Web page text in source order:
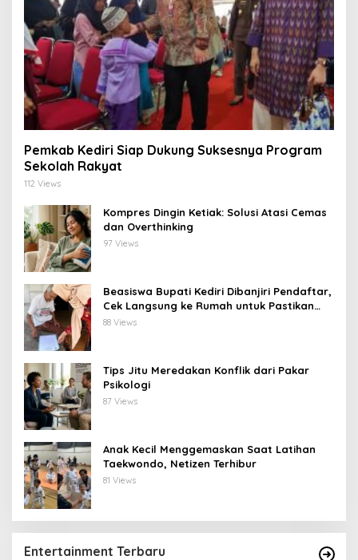
Pemkab Kediri Siap Dukung Suksesnya Program
Sekolah Rakyat
112 Views
Kompres Dingin Ketiak: Solusi Atasi Cemas
dan Overthinking
97 Views
Beasiswa Bupati Kediri Dibanjiri Pendaftar,
Cek Langsung ke Rumah untuk Pastikan
Tepat Sasaran
88 Views
Tips Jitu Meredakan Konflik dari Pakar
Psikologi
87 Views
Anak Kecil Menggemaskan Saat Latihan
Taekwondo, Netizen Terhibur
81 Views
Entertainment Terbaru